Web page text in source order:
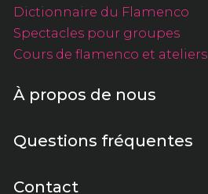
Dictionnaire du Flamenco
Spectacles pour groupes
Cours de flamenco et ateliers
À propos de nous
Questions fréquentes
Contact